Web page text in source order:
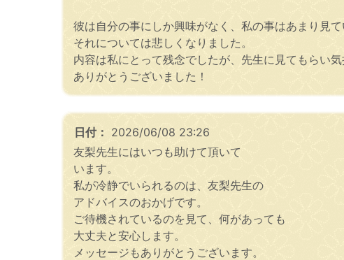
彼は自分の事にしか興味がなく、私の事はあまり見
それについては悲しくなりました。
内容は私にとって残念でしたが、先生に見てもらい気
ありがとうございました！
日付： 2026/06/08 23:26
友梨先生にはいつも助けて頂いて
います。
私が冷静でいられるのは、友梨先生の
アドバイスのおかげです。
ご待機されているのを見て、何があっても
大丈夫と安心します。
メッセージもありがとうございます。